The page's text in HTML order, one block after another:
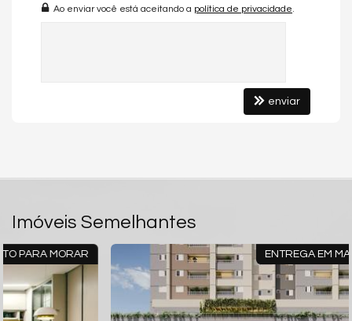
Rua C 152
Ao enviar você está aceitando a política de privacidade.
enviar
Imóveis Semelhantes
ENTREGA EM MARÇO/2027